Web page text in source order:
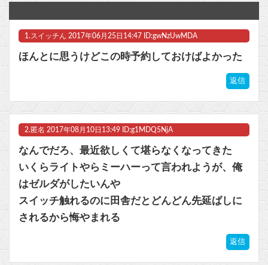
少年ジャンプの人気マンガグッズを“大量注文しキャンセル”繰り返したか 女逮捕 総額43億円以上他
【マジ注意】3.11被災者が語る『避難所では決して◯◯◯の質問にYESと答えてはいけない』のライフハックがあまりに地獄だった → うっかりYESと言った人が最悪の末路に…
【ウマ娘】ハフバは本当にタクトちゃん来るの？
ビットコイン再び1600万円へ。ドル円は147円に
Powered by livedoor 相互RSS
1. スイッチん 2017年06月25日14:47 ID:gwNzUwMDA
ほんとに思うけどこの時予約しておけばよかった
返信
2. 匿名 2017年08月10日13:49 ID:g1MDQ5NjA
なんでだろ、最近欲しくて堪らなくなってきた
いくらライトやらミーハーって言われようが、俺
はゼルダがしたいんや
スイッチ触れるのに田舎だとどんどん先延ばしに
されるから悔やまれる
返信